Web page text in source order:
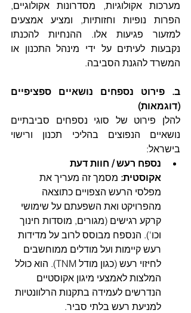
המשרד להגנת הסביבה.
(דוגמאות)
בישראל:
נספח רעש / חוות דעת
אקוסטית: מסמך זה מעריך את
מפלסי הרעש הצפויים כתוצאה
מהפרויקט ואת השפעתם על שימושי
קרקע רגישים (מגורים, מוסדות חינוך
וכו'). הנספח מבוסס לרוב על מדידות
רעש קיימות ועל מודלים ממוחשבים
לחיזוי רעש (כגון מודל TNM). הוא כולל
המלצות לאמצעי מיגון אקוסטיים
הנדרשים לעמידה בתקנות הרלוונטיות
למניעת רעש בלתי סביר.